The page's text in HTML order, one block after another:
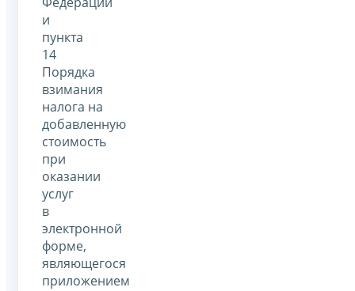
и
пункта
14
Порядка
взимания
налога на
добавленную
стоимость
при
оказании
услуг
в
электронной
форме,
являющегося
приложением